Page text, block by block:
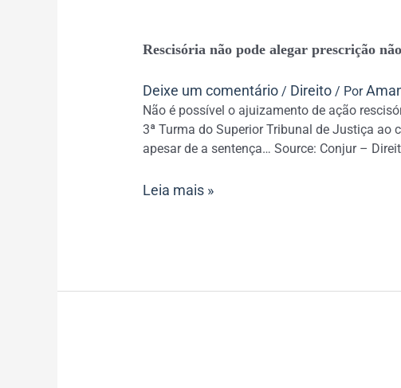
Rescisória não pode alegar prescrição
Deixe um comentário / Direito/ Por
Não é possível o ajuizamento de ação
3ª Turma do Superior Tribunal de Justiça ao
apesar de a sentença… Source: Conjur –
Rescisória
não
alegar
prescrição
não
discutida
ação
Leia mais »